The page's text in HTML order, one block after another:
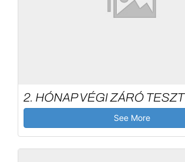
2. HÓNAP VÉGI ZÁRÓ TESZT
See More